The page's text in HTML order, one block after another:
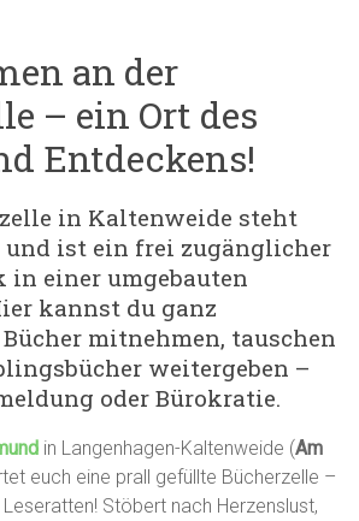
an der
– ein Ort des
Entdeckens!
in Kaltenweide steht
und ist ein frei zugänglicher
in einer umgebauten
kannst du ganz
mitnehmen, tauschen
weitergeben –
oder Bürokratie.
in Langenhagen-Kaltenweide (Am
euch eine prall gefüllte Bücherzelle –
Stöbert nach Herzenslust,